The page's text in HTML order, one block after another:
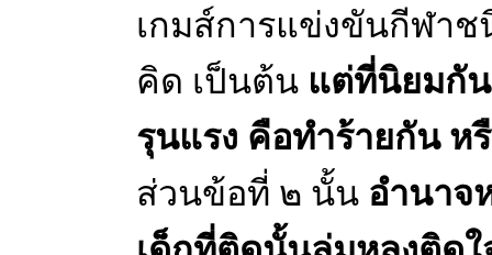
เกมส์การแข่งขันกีฬาช
คิด เป็นต้น แต่ที่นิยมกั
รุนแรง คือทำร้ายกัน ห
ส่วนข้อที่ ๒ นั้นอำนาจ